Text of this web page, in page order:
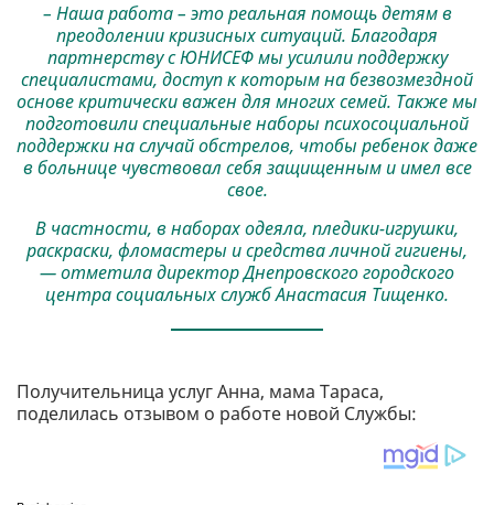
– Наша работа – это реальная помощь детям в
преодолении кризисных ситуаций. Благодаря
партнерству с ЮНИСЕФ мы усилили поддержку
специалистами, доступ к которым на безвозмездной
основе критически важен для многих семей. Также мы
подготовили специальные наборы психосоциальной
поддержки на случай обстрелов, чтобы ребенок даже
в больнице чувствовал себя защищенным и имел все
свое.
В частности, в наборах одеяла, пледики-игрушки,
раскраски, фломастеры и средства личной гигиены,
— отметила директор Днепровского городского
центра социальных служб Анастасия Тищенко.
Получительница услуг Анна, мама Тараса,
поделилась отзывом о работе новой Службы: